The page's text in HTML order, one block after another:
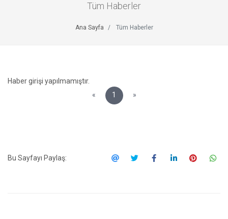
Tüm Haberler
Ana Sayfa Tüm Haberler
Haber girişi yapılmamıştır.
«
1 »
Bu Sayfayı Paylaş: